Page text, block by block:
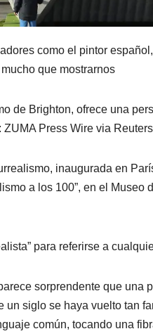
como el pintor
que mostrarnos
de Brighton, ofrece una
Press Wire via
inaugurada en
a los 100”, en el Museo
para referirse a
sorprendente que una
un siglo se haya vuelto tan
común, tocando una